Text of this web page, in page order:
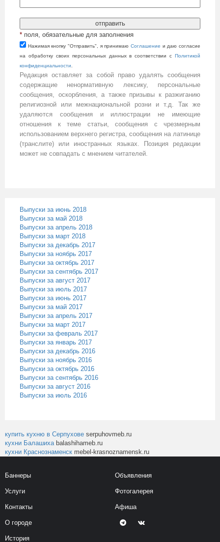
* поля, обязательные для заполнения
Нажимая кнопку "Отправить", я принимаю Cоглашение и даю согласие
на обработку своих персональных данных в соответствии с Политикой
конфиденциальности.
Редакция оставляет за собой право удалять сообщения
содержащие ненормативную лексику, персональные
сообщения, оскорбления, а также призывы к разжиганию
религиозной или межнациональной розни и т.д. Так же
удаляются сообщения и иллюстрации не имеющие
отношения к теме статьи, сообщения с чрезмерным
использованием верхнего регистра, сообщения на латинице
(транслите) или иностранных языках. Позиция редакции
может не совпадать с мнением читателей.
Выпуски за июнь 2018
Выпуски за май 2018
Выпуски за апрель 2018
Выпуски за март 2018
Выпуски за декабрь 2017
Выпуски за ноябрь 2017
Выпуски за октябрь 2017
Выпуски за сентябрь 2017
Выпуски за август 2017
Выпуски за июль 2017
Выпуски за июнь 2017
Выпуски за май 2017
Выпуски за апрель 2017
Выпуски за март 2017
Выпуски за февраль 2017
Выпуски за январь 2017
Выпуски за декабрь 2016
Выпуски за ноябрь 2016
Выпуски за октябрь 2016
Выпуски за сентябрь 2016
Выпуски за август 2016
Выпуски за июль 2016
купить кухню в Серпухове serpuhovmeb.ru
кухни Балашихаbalashihameb.ru
кухни Краснознаменск mebel-krasnoznamensk.ru
Баннеры
Услуги
Контакты
О городе
История
Объявления
Фотогалерея
Афиша